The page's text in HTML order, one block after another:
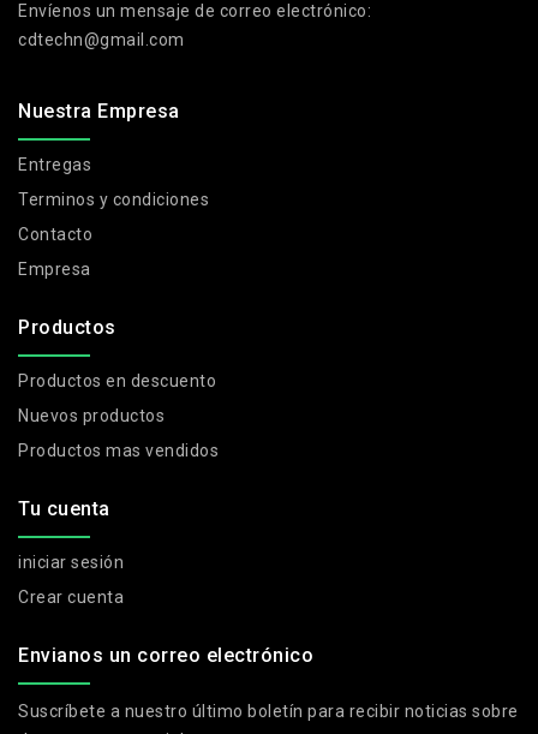
Envíenos un mensaje de correo electrónico:
cdtechn@gmail.com
Nuestra Empresa
Entregas
Terminos y condiciones
Contacto
Empresa
Productos
Productos en descuento
Nuevos productos
Productos mas vendidos
Tu cuenta
iniciar sesión
Crear cuenta
Envianos un correo electrónico
Suscríbete a nuestro último boletín para recibir noticias sobre